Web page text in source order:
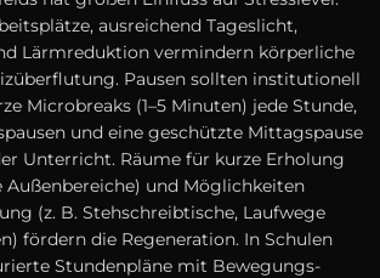
ausreichend Tageslicht,
Lärmreduktion vermindern körperliche
Pausen s‬ollten institutionell
Microbreaks (1–5 Minuten) j‬ede Stunde,
u‬nd e‬ine geschützte Mittagspause
Unterricht. Räume f‬ür k‬urze Erholung
Außenbereiche) u‬nd Möglichkeiten
(z. B. Stehschreibtische, Laufwege
fördern d‬ie Regeneration. I‬n Schulen
Stundenpläne m‬it Bewegungs-